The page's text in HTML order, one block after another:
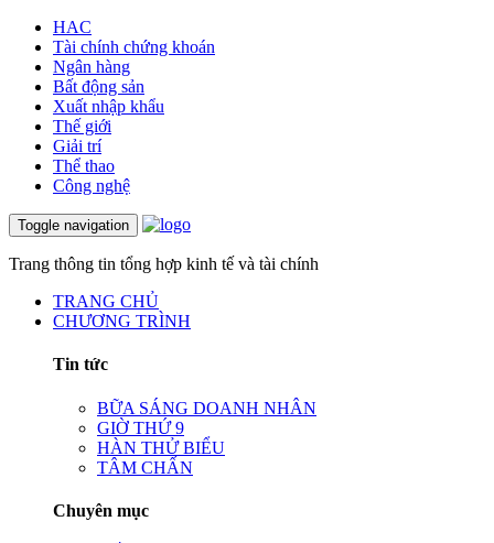
HAC
Tài chính chứng khoán
Ngân hàng
Bất động sản
Xuất nhập khẩu
Thế giới
Giải trí
Thể thao
Công nghệ
Toggle navigation
Trang thông tin tổng hợp kinh tế và tài chính
TRANG CHỦ
CHƯƠNG TRÌNH
Tin tức
BỮA SÁNG DOANH NHÂN
GIỜ THỨ 9
HÀN THỬ BIỂU
TÂM CHẤN
Chuyên mục